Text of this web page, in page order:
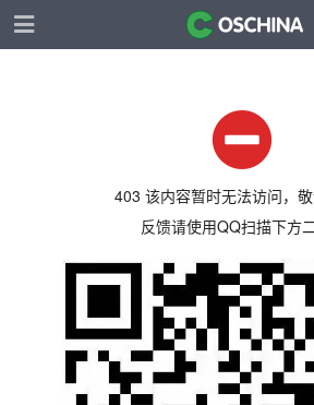
403 该内容暂时无法访问，敬
反馈请使用QQ扫描下方